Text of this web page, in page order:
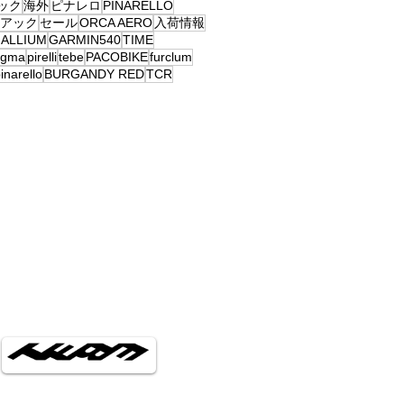
ク 海外 ピナレロ PINARELLO
ック セールORCA AERO 入荷情報
GARMIN540TIME
pirellitebePACOBIKEfurclum
BURGANDY REDTCR